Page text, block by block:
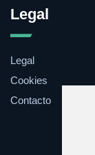
Legal
Legal
Cookies
Contacto